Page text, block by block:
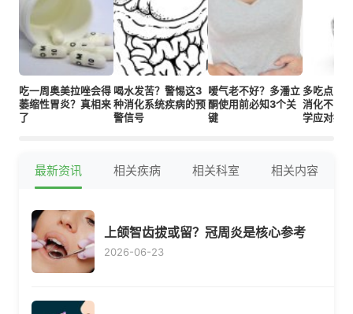
吃一周奥美拉唑会得
萎缩性胃炎？真相来
了
喝水发苦？警惕这3
种消化系统疾病的预
警信号
嗳气老不好？多潘立
酮使用前必知3个关
键
多吃点胃
消化不良
学应对指南
最新资讯 相关疾病 相关科室 相关内容
上颌智齿拔或留？冠周炎是核心参考
2026-06-23